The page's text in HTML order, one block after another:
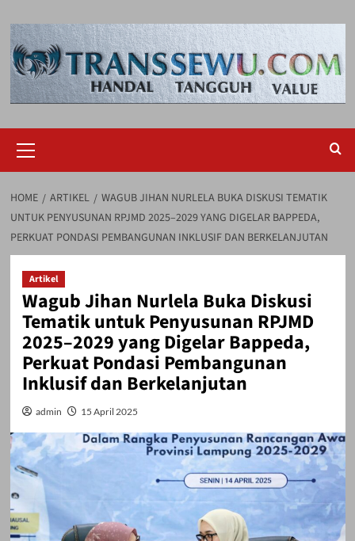
to
content
Menu
HOME ARTIKEL
WAGUB JIHAN NURLELA BUKA DISKUSI TEMATIK
UNTUK PENYUSUNAN RPJMD 2025–2029 YANG DIGELAR BAPPEDA,
PERKUAT PONDASI PEMBANGUNAN INKLUSIF DAN BERKELANJUTAN
Artikel
Wagub Jihan Nurlela Buka Diskusi
Tematik untuk Penyusunan RPJMD
2025–2029 yang Digelar Bappeda,
Perkuat Pondasi Pembangunan
Inklusif dan Berkelanjutan
admin 15 April 2025